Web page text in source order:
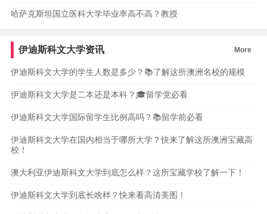
哈萨克斯坦国立医科大学毕业率高不高？教授
伊迪斯科文大学资讯 More
伊迪斯科文大学的学生人数是多少？📚了解这所澳洲名校的规模
伊迪斯科文大学是二本还是本科？🎓留学党必看
伊迪斯科文大学国际留学生比例高吗？📚留学前必看
伊迪斯科文大学在国内相当于哪所大学？快来了解这所澳洲宝藏高
校！
澳大利亚伊迪斯科文大学到底怎么样？这所宝藏学校了解一下！
伊迪斯科文大学到底长啥样？快来看高清美图！